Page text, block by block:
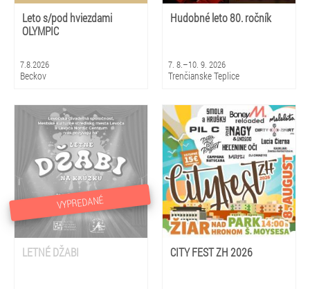
Leto s/pod hviezdami
OLYMPIC
7.8.2026
Beckov
Hudobné leto 80. ročník
7. 8.–10. 9. 2026
Trenčianske Teplice
VYPREDANÉ
LETNÉ DŽABI CITY FEST ZH 2026